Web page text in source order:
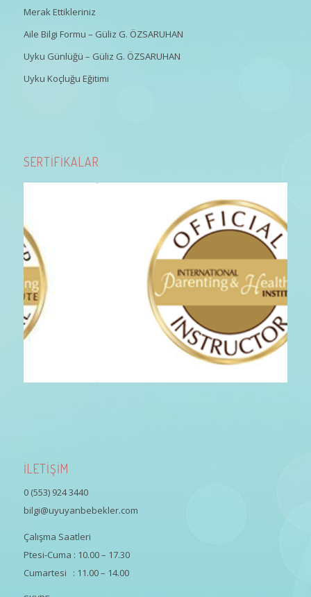
Merak Ettikleriniz
Aile Bilgi Formu – Güliz G. ÖZSARUHAN
Uyku Günlüğü – Güliz G. ÖZSARUHAN
Uyku Koçluğu Eğitimi
SERTİFİKALAR
İLETİŞİM
0 (553) 924 3440
bilgi@uyuyanbebekler.com
Çalışma Saatleri
Ptesi-Cuma : 10.00 – 17.30
Cumartesi : 11.00 – 14.00